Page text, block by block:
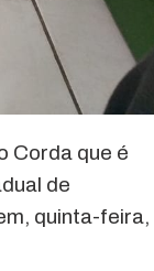
Corda que é
de
quinta-feira,